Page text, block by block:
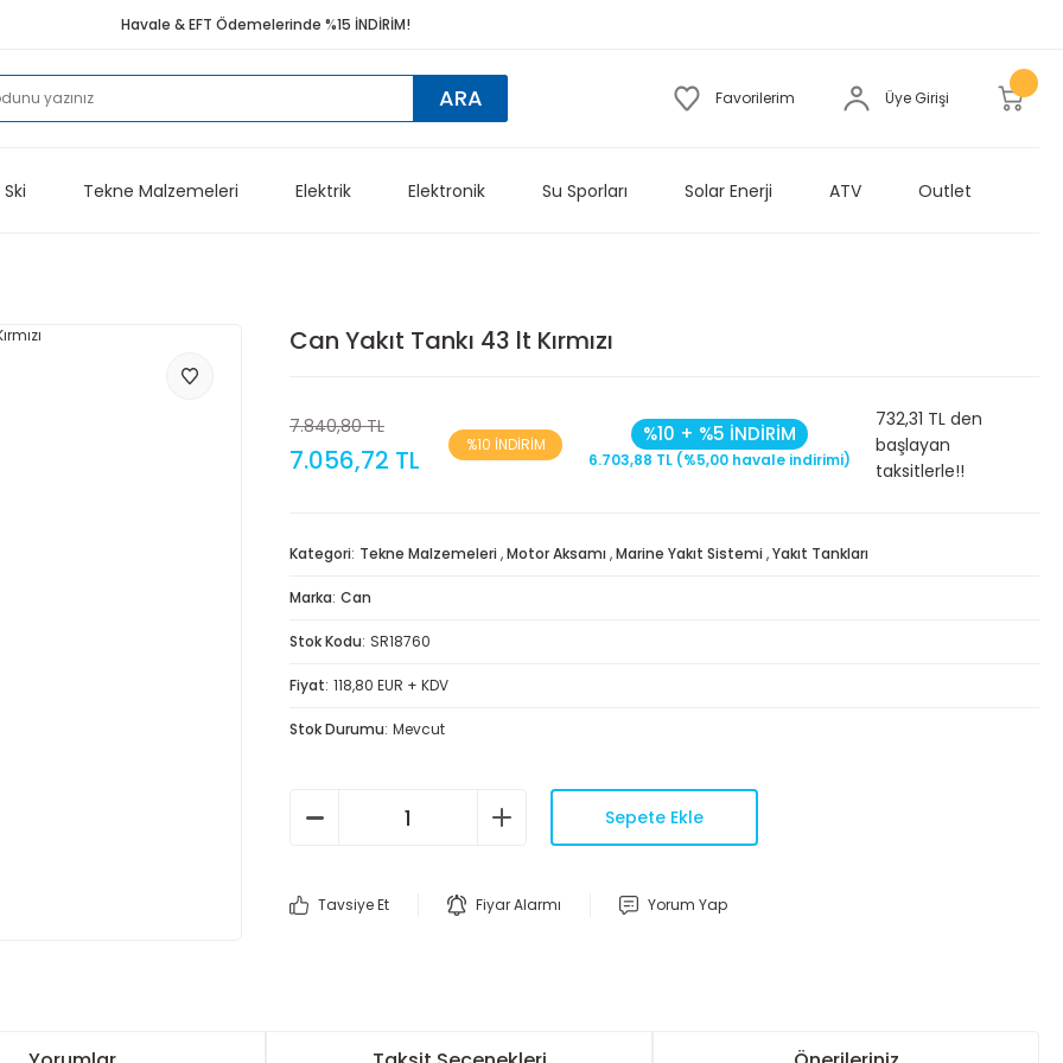
Havale & EFT Ödemelerinde %15 İNDİRİM!
ARA Favorilerim Üye Girişi
Tekne Malzemeleri Elektrik Elektronik Su Sporları Solar Enerji ATV Outlet
Can Yakıt Tankı 43 lt Kırmızı
7.840,80 TL
7.056,72 TL %10 İNDİRİM %10 + %5 İNDİRİM
6.703,88 TL (%5,00 havale indirimi)
732,31 TL den
başlayan
taksitlerle!!
Kategori Tekne Malzemeleri ,Motor Aksamı ,Marine Yakıt Sistemi ,Yakıt Tankları
Marka Can
Stok Kodu SR18760
Fiyat 118,80 EUR + KDV
Stok Durumu Mevcut
Sepete Ekle
Tavsiye Et Fiyar Alarmı Yorum Yap